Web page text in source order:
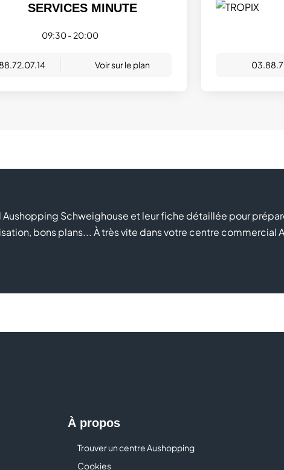
SERVICES MINUTE
09:30 - 20:00
Voir sur le plan
Schweighouse et leur fiche détaillée pour
bons plans... À très vite dans votre centre commercial
À propos
Trouver un centre Aushopping
Cookies